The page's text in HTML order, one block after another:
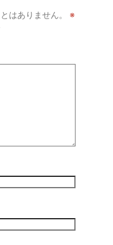
はありません。
※